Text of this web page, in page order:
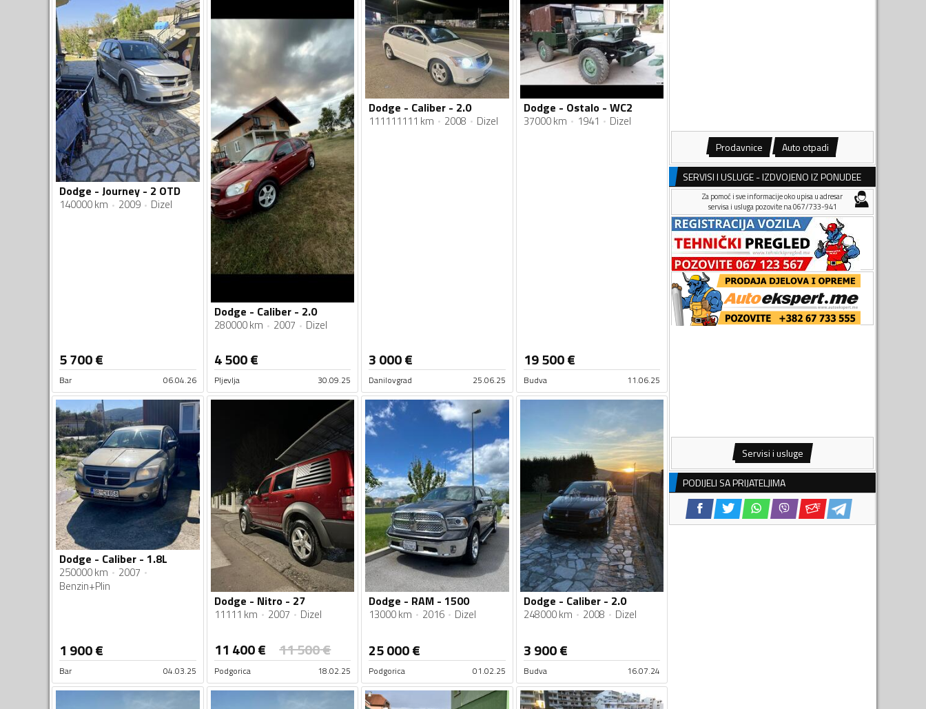
Dodge - Journey - 2 OTD
140000 km 2009 Dizel
5 700€
Bar 06.04.26
Dodge - Caliber - 2.0
280000 km 2007 Dizel
4 500€
Pljevlja 30.09.25
Dodge - Caliber - 2.0
111111111 km 2008 Dizel
3 000€
Danilovgrad 25.06.25
Dodge - Ostalo - WC2
37000 km 1941 Dizel
19 500€
Budva 11.06.25
Dodge - Caliber - 1.8L
250000 km
2007
Benzin+Plin
1 900€
Bar 04.03.25
Dodge - Nitro - 27
11111 km 2007 Dizel
11 400€ 11 500€
Podgorica 18.02.25
Dodge - RAM - 1500
13000 km 2016 Dizel
25 000€
Podgorica 01.02.25
Dodge - Caliber - 2.0
248000 km 2008 Dizel
3 900€
Budva 16.07.24
Prodavnice Auto otpadi
SERVISI I USLUGE - IZDVOJENO IZ PONUDEE
Za pomoć i sve informacije oko upisa u adresar
servisa i usluga pozovite na 067/733-941
Servisi i usluge
PODIJELI SA PRIJATELJIMA